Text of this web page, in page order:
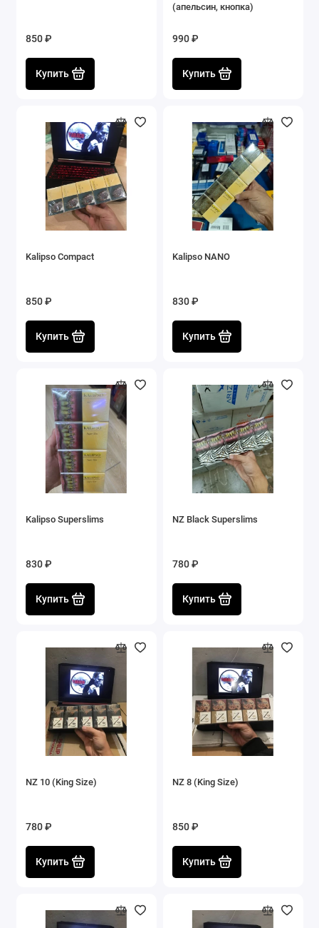
850 ₽
Купить
(апельсин, кнопка)
990 ₽
Купить
Kalipso Compact
850 ₽
Купить
Kalipso NANO
830 ₽
Купить
Kalipso Superslims
830 ₽
Купить
NZ Black Superslims
780 ₽
Купить
NZ 10 (King Size)
780 ₽
Купить
NZ 8 (King Size)
850 ₽
Купить